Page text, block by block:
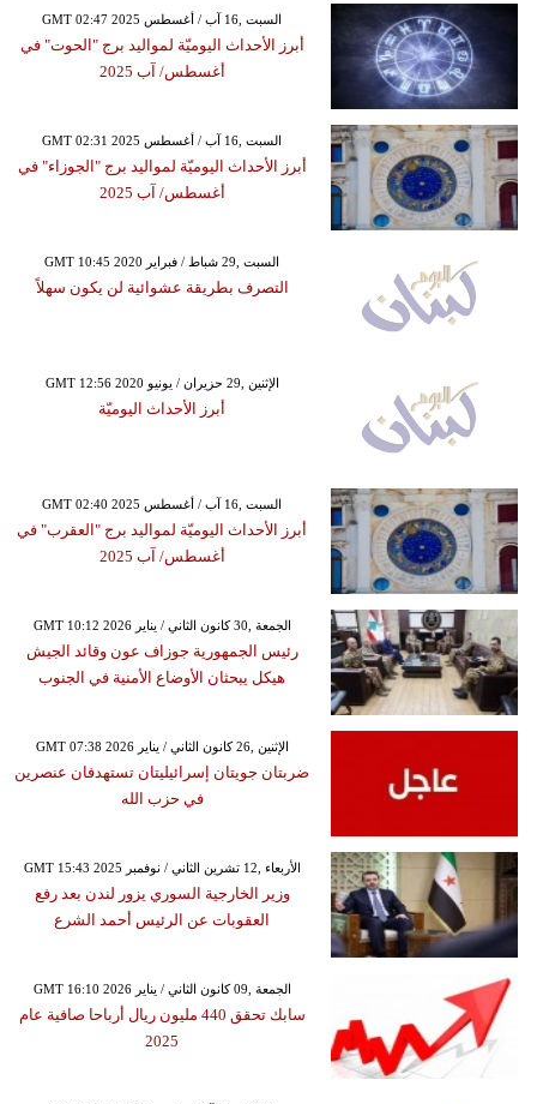
GMT 02:47 2025 السبت ,16 آب / أغسطس
أبرز الأحداث اليوميّة لمواليد برج "الحوت" في
أغسطس/ آب 2025
GMT 02:31 2025 السبت ,16 آب / أغسطس
أبرز الأحداث اليوميّة لمواليد برج "الجوزاء" في
أغسطس/ آب 2025
GMT 10:45 2020 السبت ,29 شباط / فبراير
التصرف بطريقة عشوائية لن يكون سهلاً
GMT 12:56 2020 الإثنين ,29 حزيران / يونيو
أبرز الأحداث اليوميّة
GMT 02:40 2025 السبت ,16 آب / أغسطس
أبرز الأحداث اليوميّة لمواليد برج "العقرب" في
أغسطس/ آب 2025
GMT 10:12 2026 الجمعة ,30 كانون الثاني / يناير
رئيس الجمهورية جوزاف عون وقائد الجيش
هيكل يبحثان الأوضاع الأمنية في الجنوب
GMT 07:38 2026 الإثنين ,26 كانون الثاني / يناير
ضربتان جويتان إسرائيليتان تستهدفان عنصرين
في حزب الله
GMT 15:43 2025 الأربعاء ,12 تشرين الثاني / نوفمبر
وزير الخارجية السوري يزور لندن بعد رفع
العقوبات عن الرئيس أحمد الشرع
GMT 16:10 2026 الجمعة ,09 كانون الثاني / يناير
سابك تحقق 440 مليون ريال أرباحا صافية عام
2025